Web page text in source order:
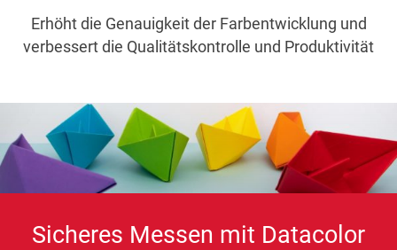
Erhöht die Genauigkeit der Farbentwicklung und
verbessert die Qualitätskontrolle und Produktivität
Sicheres Messen mit Datacolor